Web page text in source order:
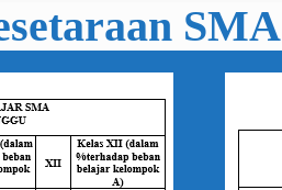
SMA